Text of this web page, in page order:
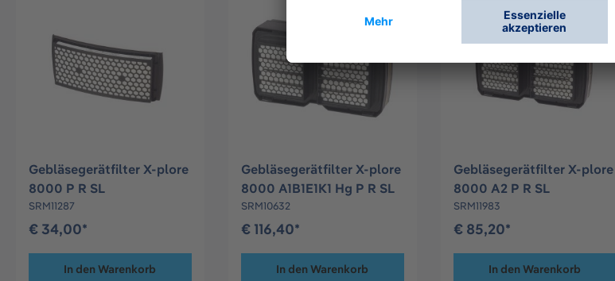
Gebläsegerätfilter X-plore
8000 P R SL
SRM11287
€ 34,00*
In den Warenkorb
Gebläsegerätfilter X-plore
8000 A1B1E1K1 Hg P R SL
SRM10632
€ 116,40*
In den Warenkorb
Gebläsegerätfilter X-plore
8000 A2 P R SL
SRM11983
€ 85,20*
In den Warenkorb